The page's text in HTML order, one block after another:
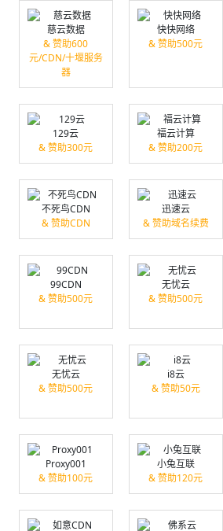
慈云数据
& 赞助600
元/CDN/十堰服务
器
快快网络
& 赞助500元
129云
& 赞助300元
福云计算
& 赞助200元
不死鸟CDN
& 赞助CDN
迅速云
& 赞助域名续费
99CDN
& 赞助500元
无忧云
& 赞助500元
无忧云
& 赞助500元
i8云
& 赞助50元
Proxy001
& 赞助100元
小兔互联
& 赞助120元